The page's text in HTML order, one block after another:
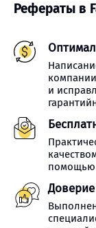
Рефераты в
и
помощью